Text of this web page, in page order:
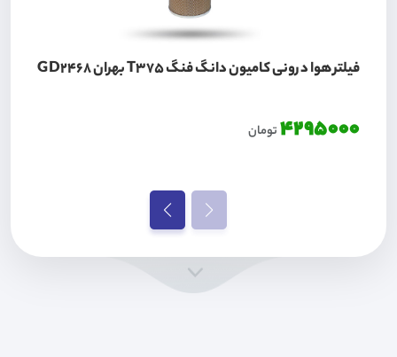
فیلتر هوا درونی کامیون دانگ فنگ T375 بهران GD2468
4295000تومان